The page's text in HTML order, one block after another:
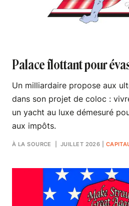
Palace flottant pour
Un milliardaire propose aux
dans son projet de coloc :
un yacht au luxe démesuré
aux impôts.
À LA SOURCE | JUILLET 2026